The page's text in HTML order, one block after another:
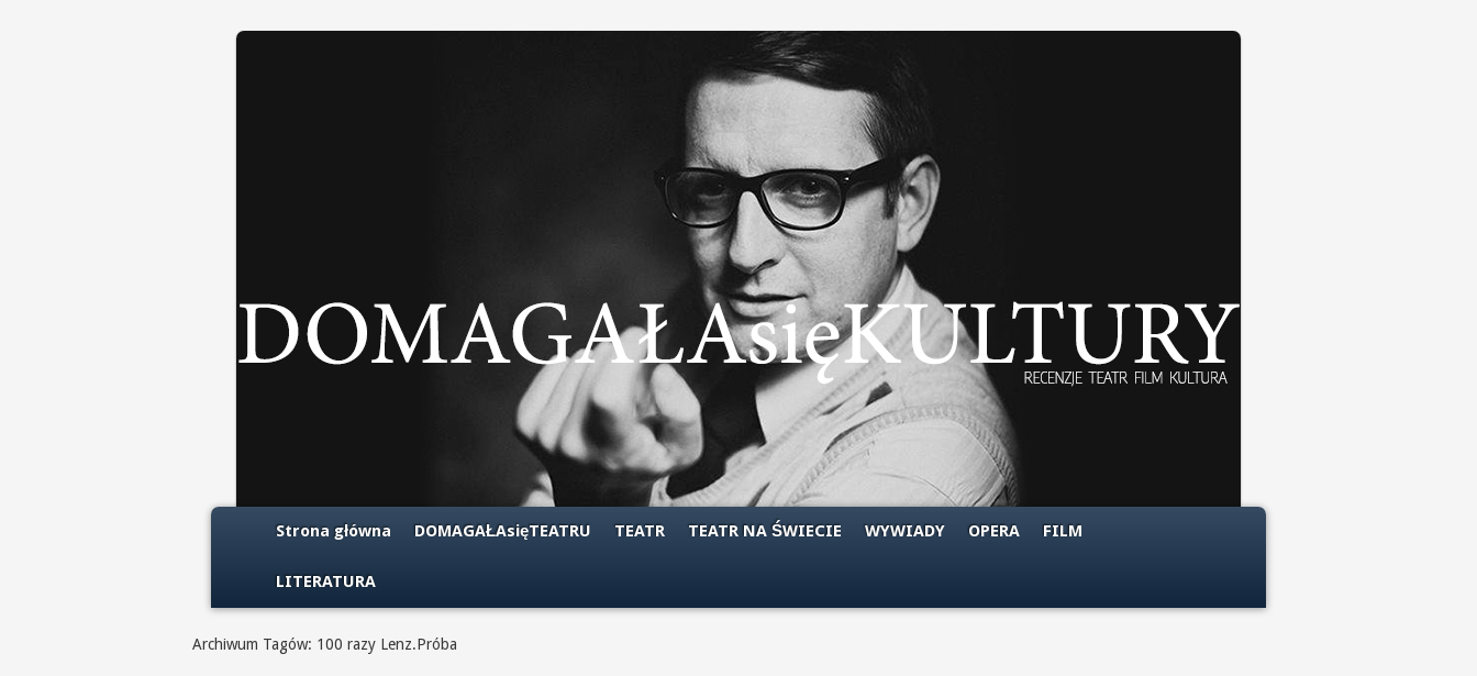
Strona główna DOMAGAŁAsięTEATRU TEATR TEATR NA ŚWIECIE WYWIADY OPERA FILM
LITERATURA
Archiwum Tagów: 100 razy Lenz.Próba